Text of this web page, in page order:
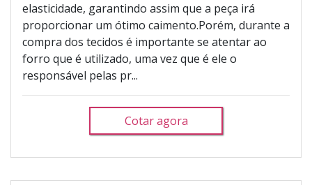
elasticidade, garantindo assim que a peça irá
proporcionar um ótimo caimento.Porém, durante a
compra dos tecidos é importante se atentar ao
forro que é utilizado, uma vez que é ele o
responsável pelas pr...
Cotar agora